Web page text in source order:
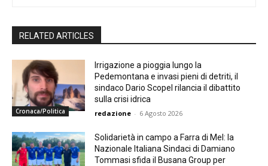
RELATED ARTICLES
Cronaca/Politica
Irrigazione a pioggia lungo la
Pedemontana e invasi pieni di detriti, il
sindaco Dario Scopel rilancia il dibattito
sulla crisi idrica
redazione - 6 Agosto 2026
Solidarietà in campo a Farra di Mel: la
Nazionale Italiana Sindaci di Damiano
Tommasi sfida il Busana Group per